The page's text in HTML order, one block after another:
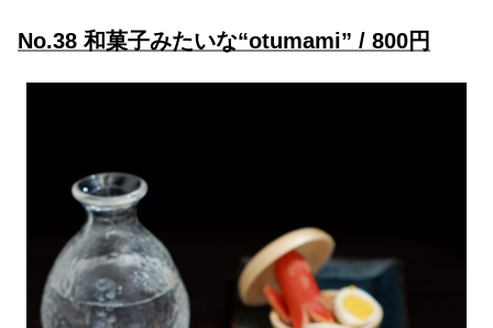
No.38 和菓子みたいな“otumami” / 800円